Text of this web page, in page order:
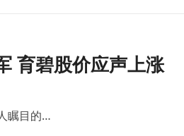
育碧股价应声上涨
瞩目的…